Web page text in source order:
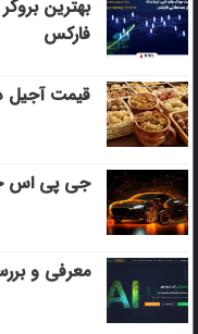
بهترین
فارکس
قیمت آجیل
جی پی اس
معرفی و